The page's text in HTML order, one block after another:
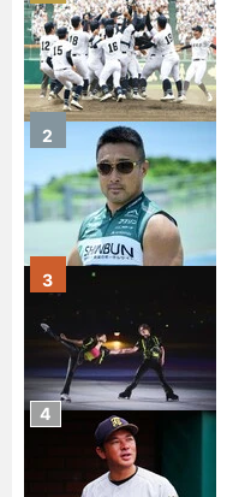
2
3
4